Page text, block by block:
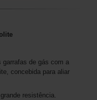
garrafas de gás com a
concebida para aliar
resistência.